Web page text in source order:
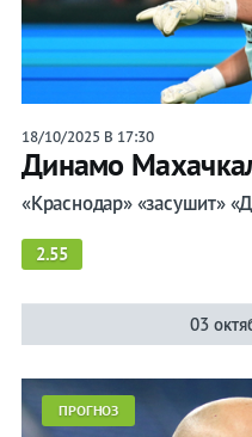
18/10/2025 В 17:30
Динамо
«Краснодар» «засушит»
2.55
03
ПРОГНОЗ